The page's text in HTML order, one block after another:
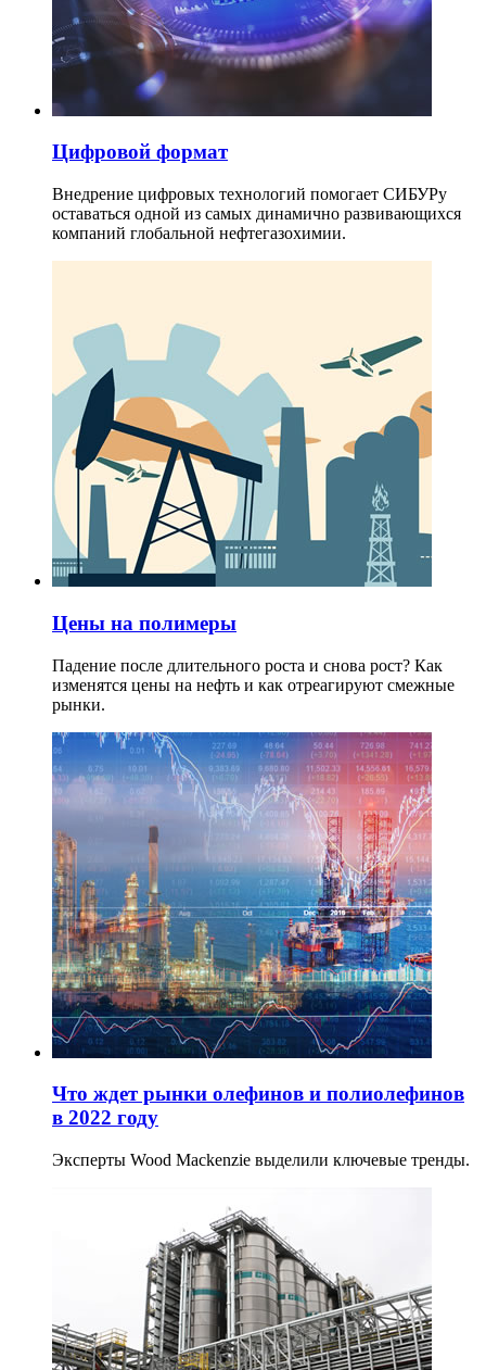
Цифровой формат
Внедрение цифровых технологий помогает СИБУРу
оставаться одной из самых динамично развивающихся
компаний глобальной нефтегазохимии.
Цены на полимеры
Падение после длительного роста и снова рост? Как
изменятся цены на нефть и как отреагируют смежные
рынки.
Что ждет рынки олефинов и полиолефинов
в 2022 году
Эксперты Wood Mackenzie выделили ключевые тренды.